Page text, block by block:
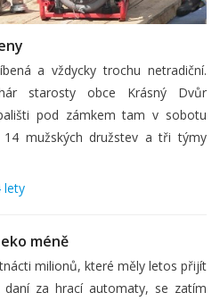
a vždycky trochu netradiční.
starosty obce Krásný Dvůr
pod zámkem tam v sobotu
mužských družstev a tři týmy
lety
méně
milionů, které měly letos přijít
za hrací automaty, se zatím